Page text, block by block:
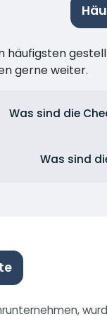
häufigsten
gerne weiter.
Was sind die
Was sind